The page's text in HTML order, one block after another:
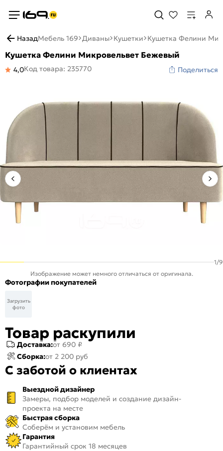
НазадМебель 169 Диваны Кушетки Кушетка Фелини
Кушетка Фелини Микровельвет Бежевый
4,0Код товара: 235770 Поделиться
1/9
Изображение может немного отличаться от оригинала.
Фотографии покупателей
Загрузить
фото
Товар раскупили
Доставка:от 690 ₽
Сборка:от 2 200 руб
С заботой о клиентах
Выездной дизайнер
Замеры, подбор моделей и создание дизайн-
проекта на месте
Быстрая сборка
Соберём и установим мебель
Гарантия
Гарантийный срок 18 месяцев